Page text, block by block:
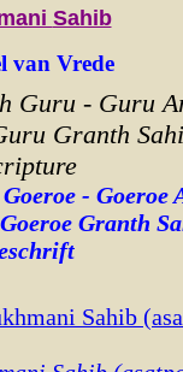
Sahib
van Vrede
Guru - Guru
Granth
- Goeroe
Granth
Sahib